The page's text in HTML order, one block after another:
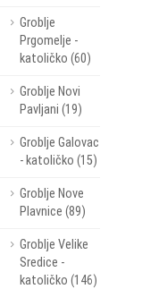
Groblje
Prgomelje -
katoličko (60)
Groblje Novi
Pavljani (19)
Groblje Galovac
- katoličko (15)
Groblje Nove
Plavnice (89)
Groblje Velike
Sredice -
katoličko (146)